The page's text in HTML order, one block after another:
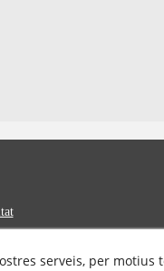
serveis, per motius